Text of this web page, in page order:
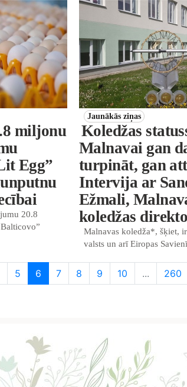
miljonu
Egg”
20.8
Jaunākās ziņas
Koledžas
Malnavai gan
turpināt, gan
Intervija ar
Ežmali,
koledžas
Malnavas koledža*, šķiet,
valsts un arī Eiropas
5 6 7 8 9 10 ... 260